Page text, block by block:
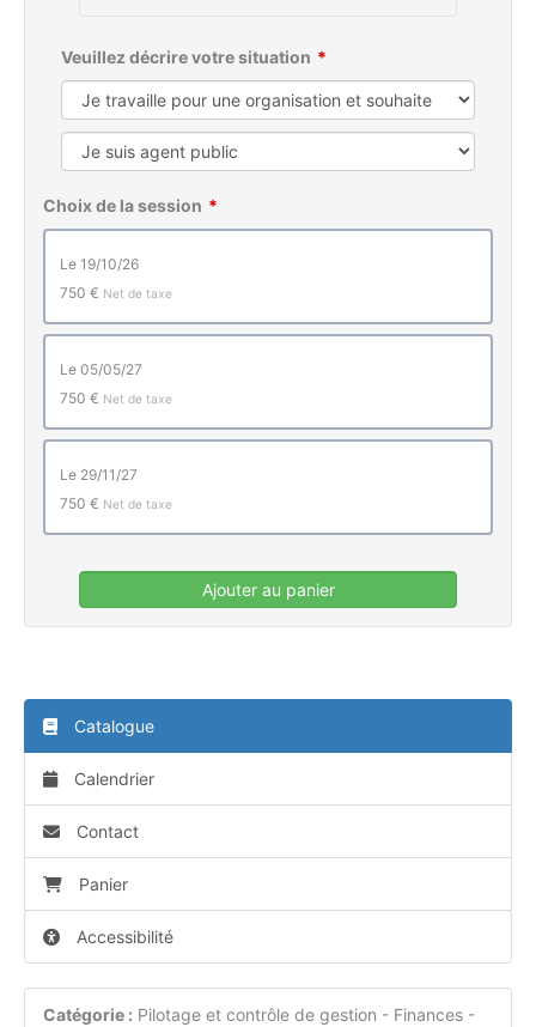
Veuillez décrire votre situation
Choix de la session
le 19/10/26
750 € Net de taxe
le 05/05/27
750 € Net de taxe
le 29/11/27
750 € Net de taxe
Ajouter au panier
Catalogue
Calendrier
Contact
Panier
Accessibilité
Catégorie : Pilotage et contrôle de gestion - Finances -